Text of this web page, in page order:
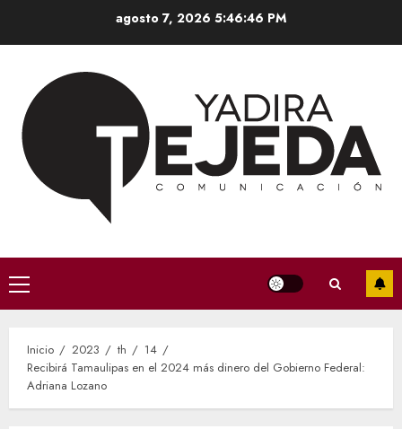
agosto 7, 2026 5:46:46 PM
Menú
principal
Inicio 2023 th
14
Recibirá Tamaulipas en el 2024 más dinero del Gobierno Federal:
Adriana Lozano